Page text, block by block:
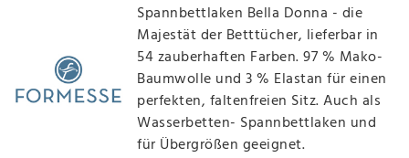
Spannbettlaken Bella Donna - die
Majestät der Betttücher, lieferbar in
54 zauberhaften Farben. 97 % Mako-
Baumwolle und 3 % Elastan für einen
perfekten, faltenfreien Sitz. Auch als
Wasserbetten- Spannbettlaken und
für Übergrößen geeignet.